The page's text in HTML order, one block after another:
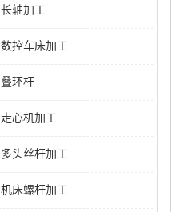
长轴加工
数控车床加工
叠环杆
走心机加工
多头丝杆加工
机床螺杆加工